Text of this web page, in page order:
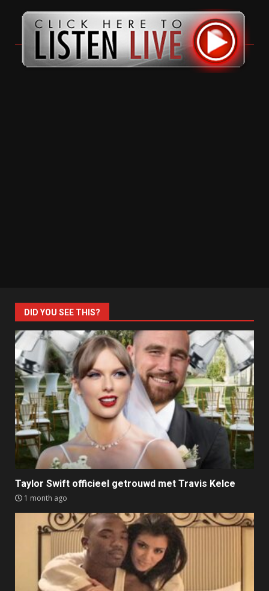
DID YOU SEE THIS?
Taylor Swift officieel getrouwd met Travis Kelce
1 month ago